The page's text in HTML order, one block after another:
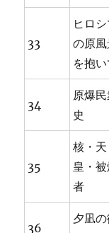
33
ヒロ
の原
を抱い
34
原爆
史
35
核・天
皇・被
者
36
夕凪